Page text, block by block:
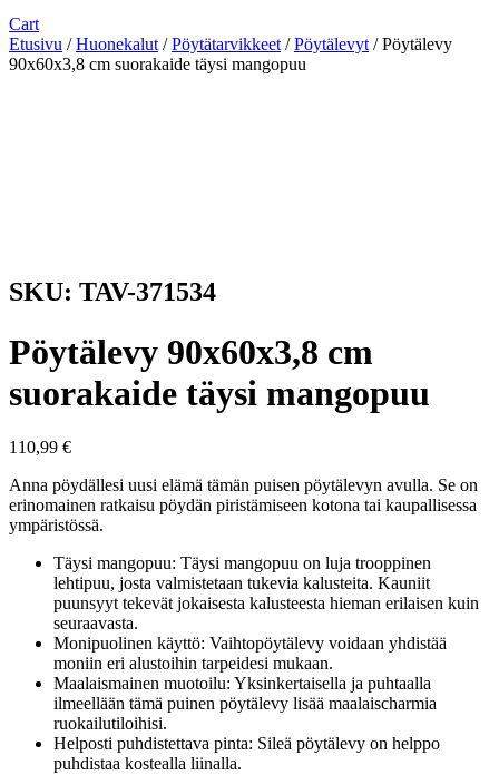
Cart
Etusivu /Huonekalut /Pöytätarvikkeet /Pöytälevyt / Pöytälevy
90x60x3,8 cm suorakaide täysi mangopuu
SKU: TAV-371534
Pöytälevy 90x60x3,8 cm
suorakaide täysi mangopuu
110,99 €
Anna pöydällesi uusi elämä tämän puisen pöytälevyn avulla. Se on
erinomainen ratkaisu pöydän piristämiseen kotona tai kaupallisessa
ympäristössä.
Täysi mangopuu: Täysi mangopuu on luja trooppinen
lehtipuu, josta valmistetaan tukevia kalusteita. Kauniit
puunsyyt tekevät jokaisesta kalusteesta hieman erilaisen kuin
seuraavasta.
Monipuolinen käyttö: Vaihtopöytälevy voidaan yhdistää
moniin eri alustoihin tarpeidesi mukaan.
Maalaismainen muotoilu: Yksinkertaisella ja puhtaalla
ilmeellään tämä puinen pöytälevy lisää maalaischarmia
ruokailutiloihisi.
Helposti puhdistettava pinta: Sileä pöytälevy on helppo
puhdistaa kostealla liinalla.